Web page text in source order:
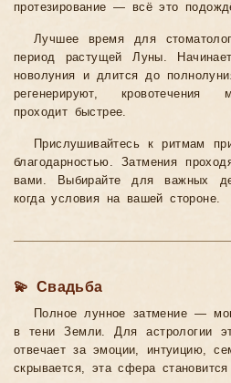
протезирование — всё это
Лучшее время для
период растущей Луны.
новолуния и длится до
регенерируют, кровотечения
проходит быстрее.
Прислушивайтесь к ритмам
благодарностью. Затмения
вами. Выбирайте для важных
когда условия на вашей стороне.
💫 Свадьба
Полное лунное затмение —
в тени Земли. Для астрологии
отвечает за эмоции, интуицию,
скрывается, эта сфера становится